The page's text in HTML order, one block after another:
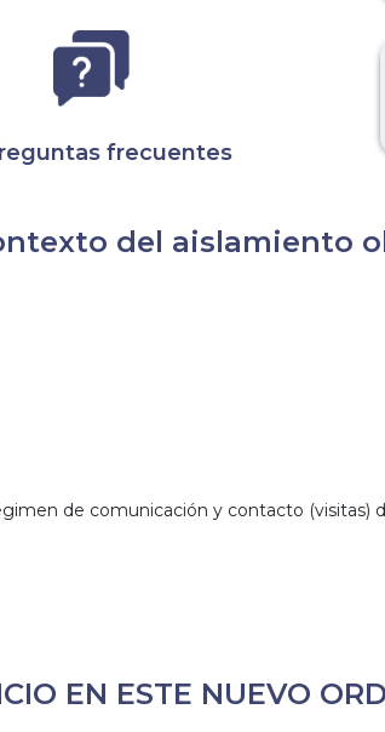
frecuentes
del aislamiento
de comunicación y contacto (visitas)
EN ESTE NUEVO